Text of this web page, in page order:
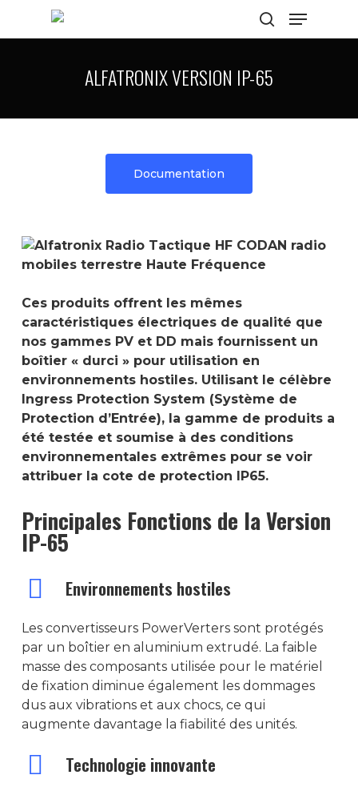
ALFATRONIX VERSION IP-65
Documentation
Ces produits offrent les mêmes
caractéristiques électriques de qualité que
nos gammes PV et DD mais fournissent un
boîtier « durci » pour utilisation en
environnements hostiles. Utilisant le célèbre
Ingress Protection System (Système de
Protection d’Entrée), la gamme de produits a
été testée et soumise à des conditions
environnementales extrêmes pour se voir
attribuer la cote de protection IP65.
Principales Fonctions de la Version
IP-65
Environnements hostiles
Les convertisseurs PowerVerters sont protégés
par un boîtier en aluminium extrudé. La faible
masse des composants utilisée pour le matériel
de fixation diminue également les dommages
dus aux vibrations et aux chocs, ce qui
augmente davantage la fiabilité des unités.
Technologie innovanteSOCIÉTÉ